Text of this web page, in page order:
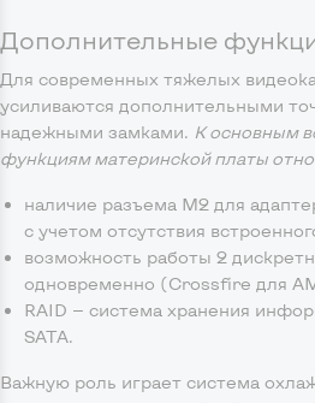
Дополнительные
Для современных тяжелых
усиливаются дополнительными
надежными замками. К основным
функциям материнской платы
наличие разъема М2 для
с учетом отсутствия
возможность работы 2
одновременно (Crossfire для
RAID — система хранения
SATA.
Важную роль играет система